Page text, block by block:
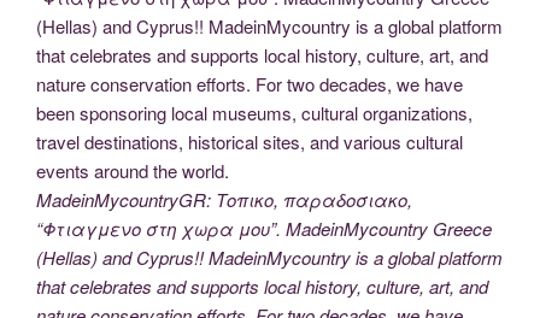
MadeinMycountryGR: Τοπικο, παραδοσιακο,
“Φτιαγμενο στη χωρα μου”. MadeinMycountry Greece
(Hellas) and Cyprus!! MadeinMycountry is a global platform
that celebrates and supports local history, culture, art, and